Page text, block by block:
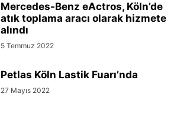
Mercedes-Benz eActros, Köln’de
atık toplama aracı olarak hizmete
alındı
5 Temmuz 2022
Petlas Köln Lastik Fuarı’nda
27 Mayıs 2022